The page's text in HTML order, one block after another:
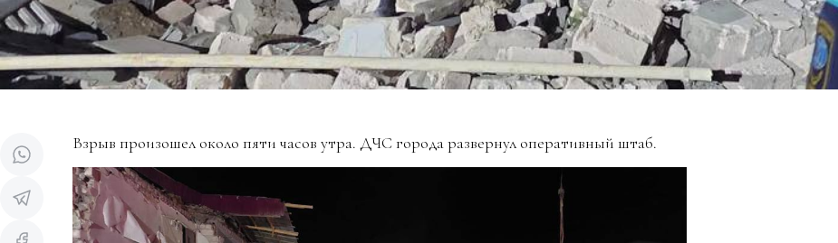
Взрыв произошел около пяти часов утра. ДЧС города развернул оперативный штаб.